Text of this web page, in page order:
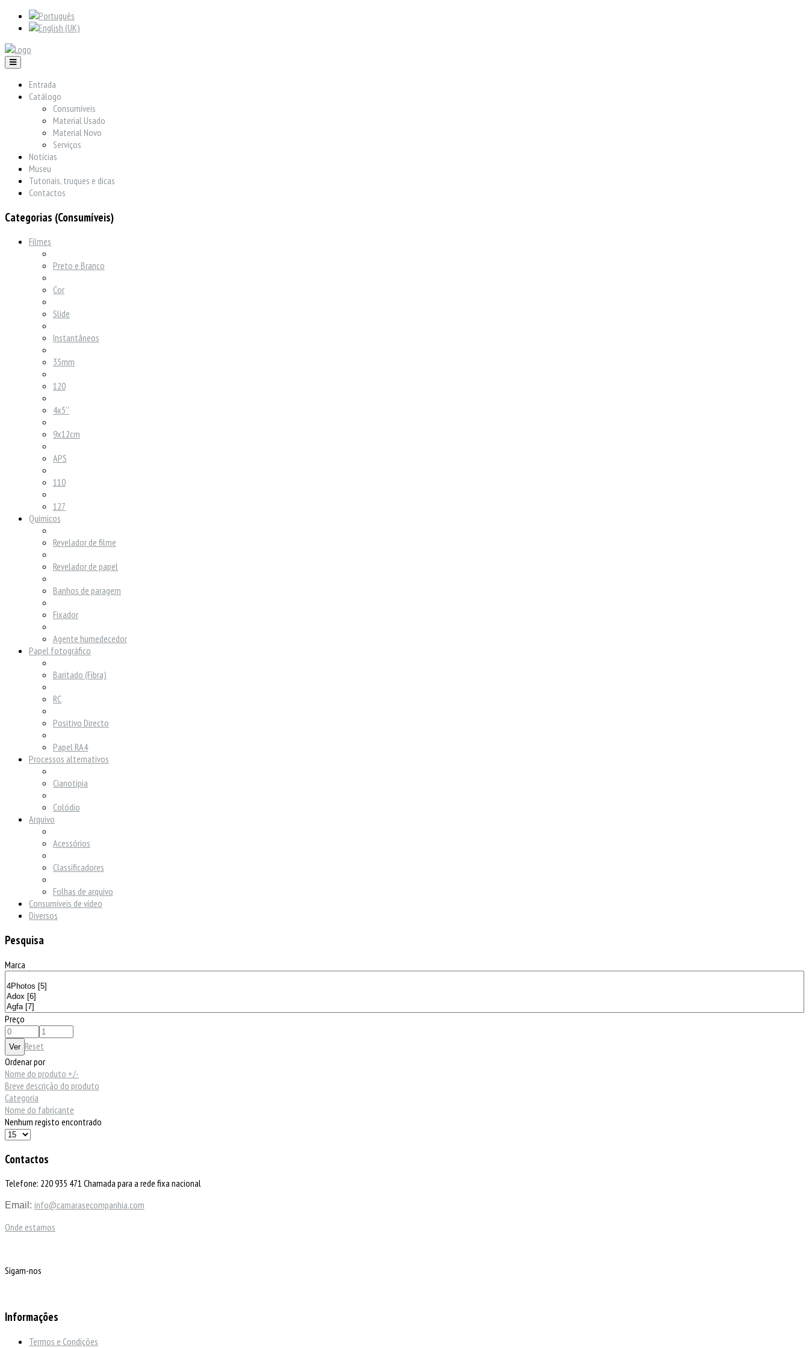
Entrada
Catálogo
Consumíveis
Material Usado
Material Novo
Serviços
Notícias
Museu
Tutoriais, truques e dicas
Contactos
Categorias (Consumíveis)
Filmes
Preto e Branco
Cor
Slide
Instantâneos
35mm
120
4x5''
9x12cm
APS
110
127
Químicos
Revelador de filme
Revelador de papel
Banhos de paragem
Fixador
Agente humedecedor
Papel fotográfico
Baritado (Fibra)
RC
Positivo Directo
Papel RA4
Processos alternativos
Cianotipia
Colódio
Arquivo
Acessórios
Classificadores
Folhas de arquivo
Consumíveis de vídeo
Diversos
Pesquisa
Marca
Preço
Reset
Ordenar por
Nome do produto +/-
Breve descrição do produto
Categoria
Nome do fabricante
Nenhum registo encontrado
Contactos
Telefone: 220 935 471 Chamada para a rede fixa nacional
Email: info@camarasecompanhia.com
Onde estamos
Sigam-nos
Informações
Termos e Condições